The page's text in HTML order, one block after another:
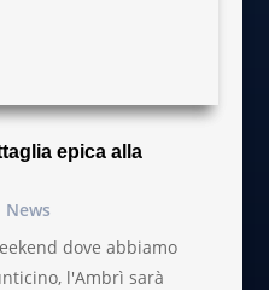
epica alla
News
dove abbiamo
l'Ambrì sarà